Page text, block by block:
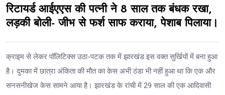
रिटायर्ड आईएएस की पत्नी ने 8 साल तक बंधक रखा,
लड़की बोली- जीभ से फर्श साफ कराया, पेशाब पिलाया।
क्राइम से लेकर पॉलिटिक्स उठा-पटक तक में झारखंड इस वक्त सुर्खियों में बना हुआ
है। दुमका में छात्रा अंकिता की मौत का केस अभी ठंडा भी नहीं हुआ था कि एक और
सनसनीखेज केस सामने आया है। झारखंड के रांची में 29 साल की एक आदिवासी